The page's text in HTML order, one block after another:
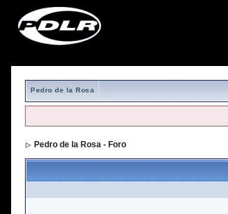
Pedro de la Rosa
Pedro de la Rosa - Foro